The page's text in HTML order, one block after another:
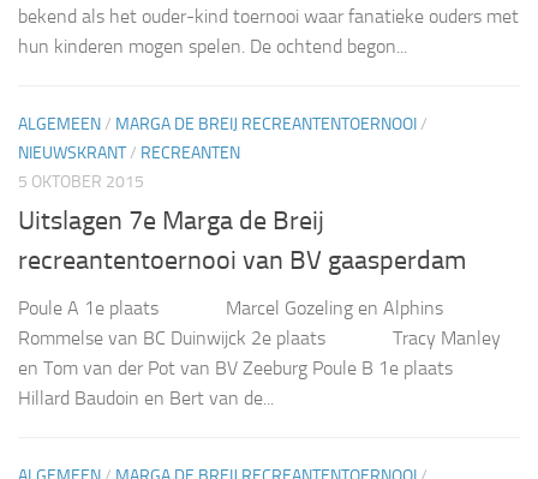
bekend als het ouder-kind toernooi waar fanatieke ouders met
hun kinderen mogen spelen. De ochtend begon...
ALGEMEEN/ MARGA DE BREIJ RECREANTENTOERNOOI/
NIEUWSKRANT/ RECREANTEN
5 OKTOBER 2015
Uitslagen 7e Marga de Breij
recreantentoernooi van BV gaasperdam
Poule A 1e plaats Marcel Gozeling en Alphins
Rommelse van BC Duinwijck 2e plaats Tracy Manley
en Tom van der Pot van BV Zeeburg Poule B 1e plaats
Hillard Baudoin en Bert van de...